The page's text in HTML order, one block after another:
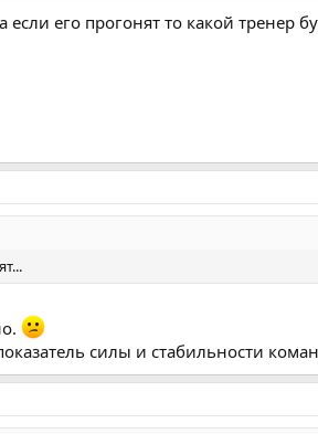
его прогонят то какой тренер
силы и стабильности